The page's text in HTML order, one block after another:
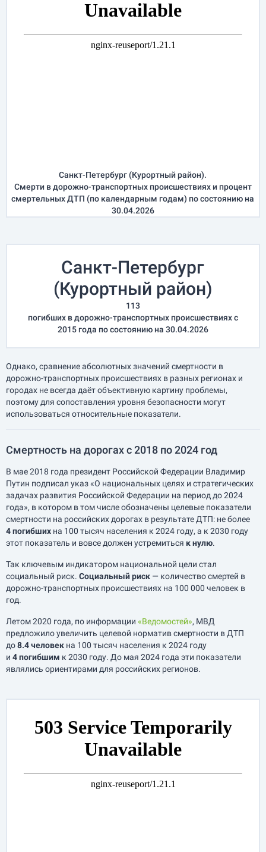
Санкт-Петербург (Курортный район).
Смерти в дорожно-транспортных происшествиях и процент
смертельных ДТП (по календарным годам) по состоянию на
30.04.2026
Санкт-Петербург
(Курортный район)
113
погибших в дорожно-транспортных происшествиях с
2015 года по состоянию на 30.04.2026
Однако, сравнение абсолютных значений смертности в
дорожно-транспортных происшествиях в разных регионах и
городах не всегда даёт объективную картину проблемы,
поэтому для сопоставления уровня безопасности могут
использоваться относительные показатели.
Смертность на дорогах с 2018 по 2024 год
В мае 2018 года президент Российской Федерации Владимир
Путин подписал указ «О национальных целях и стратегических
задачах развития Российской Федерации на период до 2024
года», в котором в том числе обозначены целевые показатели
смертности на российских дорогах в результате ДТП: не более
4 погибших на 100 тысяч населения к 2024 году, а к 2030 году
этот показатель и вовсе должен устремиться к нулю.
Так ключевым индикатором национальной цели стал
социальный риск. Социальный риск — количество смертей в
дорожно-транспортных происшествиях на 100 000 человек в
год.
Летом 2020 года, по информации «Ведомостей», МВД
предложило увеличить целевой норматив смертности в ДТП
до8.4 человек на 100 тысяч населения к 2024 году
и 4 погибшим к 2030 году. До мая 2024 года эти показатели
являлись ориентирами для российских регионов.